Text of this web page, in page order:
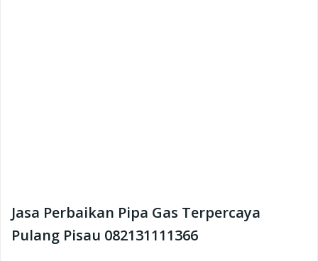
Jasa Perbaikan Pipa Gas Terpercaya
Pulang Pisau 082131111366